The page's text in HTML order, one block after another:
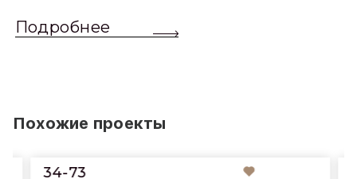
обычный одинарный кирпич. Размер блоков различен
Подробнее
Похожие проекты
34-73